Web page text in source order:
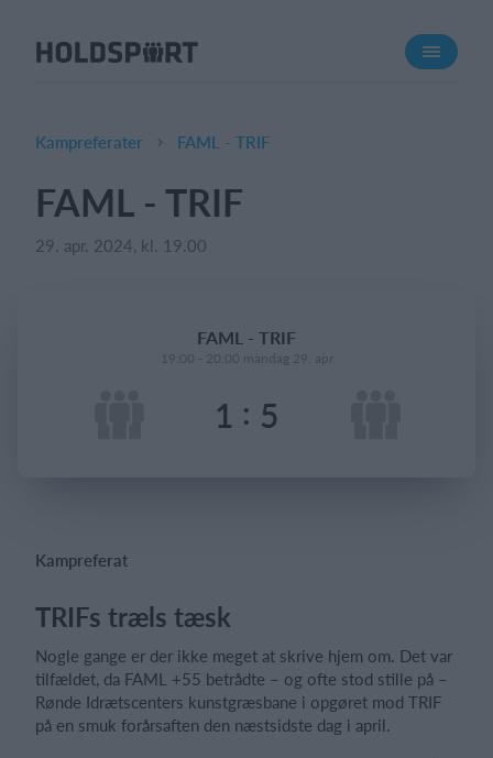
Om Holdsport
Presseomtale
Funktioner
Hjemmeside
Kampreferater FAML - TRIF
FAML - TRIF
29. apr. 2024, kl. 19.00
FAML - TRIF
19:00 - 20:00 mandag 29. apr
1 : 5
Kampreferat
TRIFs træls tæsk
Nogle gange er der ikke meget at skrive hjem om. Det var
tilfældet, da FAML +55 betrådte – og ofte stod stille på –
Rønde Idrætscenters kunstgræsbane i opgøret mod TRIF
på en smuk forårsaften den næstsidste dag i april.